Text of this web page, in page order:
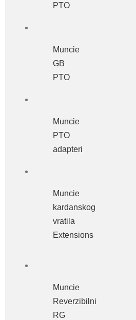
PTO
Muncie
GB
PTO
Muncie
PTO
adapteri
Muncie
kardanskog
vratila
Extensions
Muncie
Reverzibilni
RG